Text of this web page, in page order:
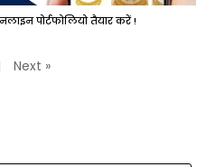
पोर्टफोलियो तैयार करें !
Next »